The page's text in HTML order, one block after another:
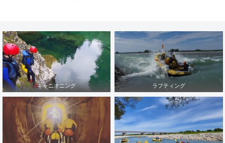
キャニオニング ラフティング